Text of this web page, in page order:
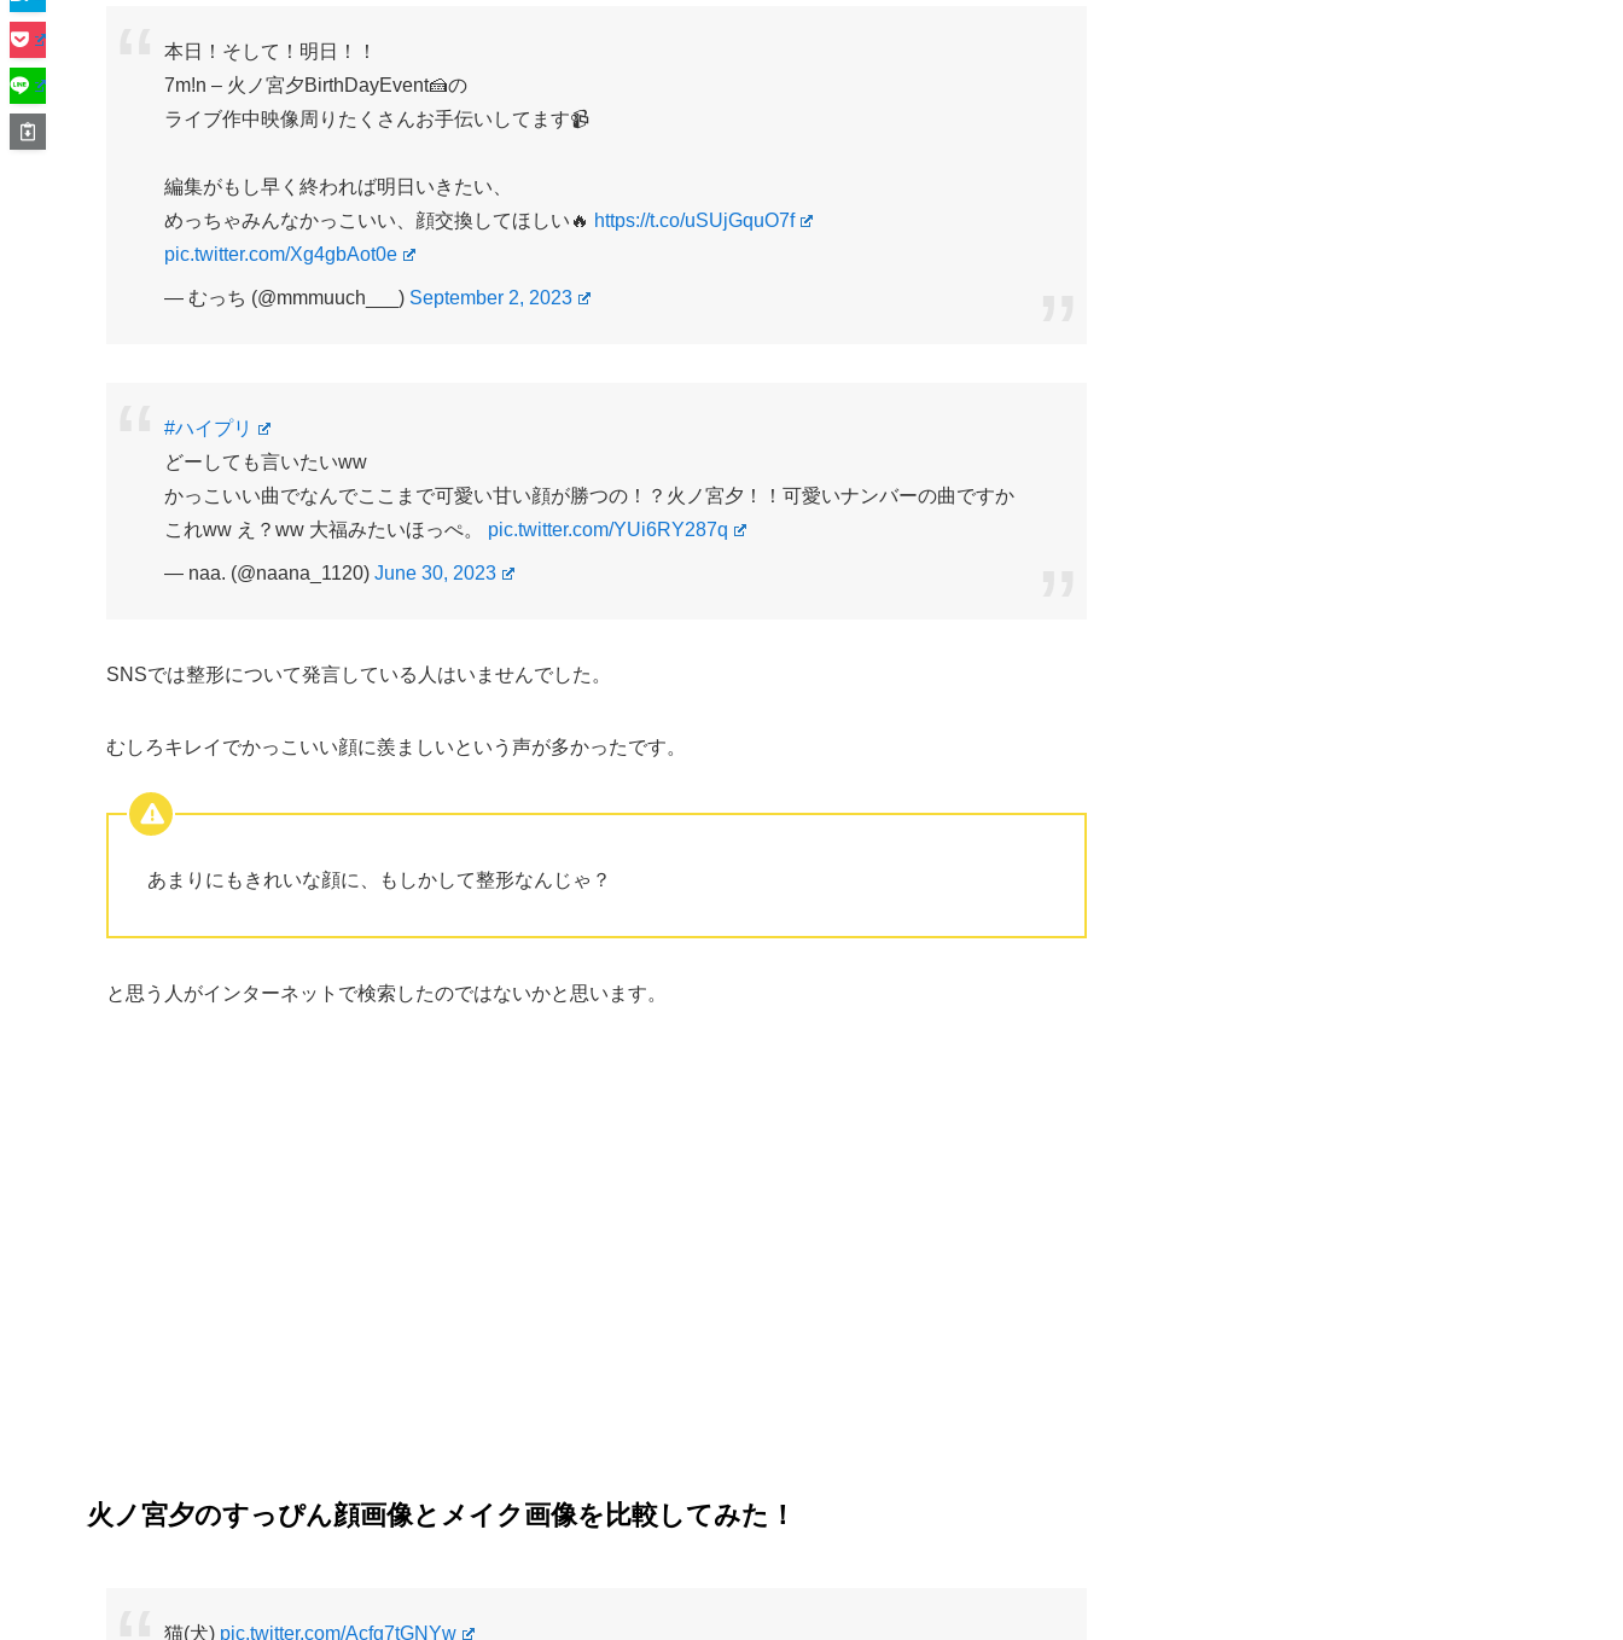
本日！そして！明日！！
7m!n – 火ノ宮夕BirthDayEvent🍰の
ライブ作中映像周りたくさんお手伝いしてます📹
編集がもし早く終われば明日いきたい、
めっちゃみんなかっこいい、顔交換してほしい🔥 https://t.co/uSUjGquO7f
pic.twitter.com/Xg4gbAot0e
— むっち (@mmmuuch___) September 2, 2023
#ハイプリ
どーしても言いたいww
かっこいい曲でなんでここまで可愛い甘い顔が勝つの！？火ノ宮夕！！可愛いナンバーの曲ですか
これww え？ww 大福みたいほっぺ。 pic.twitter.com/YUi6RY287q
— naa. (@naana_1120) June 30, 2023
SNSでは整形について発言している人はいませんでした。
むしろキレイでかっこいい顔に羨ましいという声が多かったです。
あまりにもきれいな顔に、もしかして整形なんじゃ？
と思う人がインターネットで検索したのではないかと思います。
火ノ宮夕のすっぴん顔画像とメイク画像を比較してみた！
猫(犬) pic.twitter.com/Acfg7tGNYw